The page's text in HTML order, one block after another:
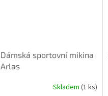
Dámská sportovní mikina
Arlas
Skladem (1 ks)